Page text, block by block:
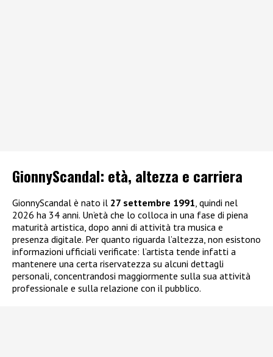
GionnyScandal: età, altezza e carriera
GionnyScandal è nato il 27 settembre 1991, quindi nel
2026 ha 34 anni. Un’età che lo colloca in una fase di piena
maturità artistica, dopo anni di attività tra musica e
presenza digitale. Per quanto riguarda l’altezza, non esistono
informazioni ufficiali verificate: l’artista tende infatti a
mantenere una certa riservatezza su alcuni dettagli
personali, concentrandosi maggiormente sulla sua attività
professionale e sulla relazione con il pubblico.